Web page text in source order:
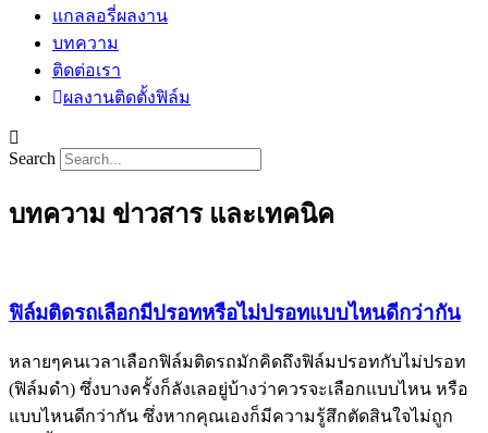
แกลลอรี่ผลงาน
บทความ
ติดต่อเรา
ผลงานติดตั้งฟิล์ม
Search
บทความ ข่าวสาร และเทคนิค
ฟิล์มติดรถเลือกมีปรอทหรือไม่ปรอทแบบไหนดีกว่ากัน
หลายๆคนเวลาเลือกฟิล์มติดรถมักคิดถึงฟิล์มปรอทกับไม่ปรอท
(ฟิล์มดำ) ซึ่งบางครั้งก็ลังเลอยู่บ้างว่าควรจะเลือกแบบไหน หรือ
แบบไหนดีกว่ากัน ซึ่งหากคุณเองก็มีความรู้สึกตัดสินใจไม่ถูก